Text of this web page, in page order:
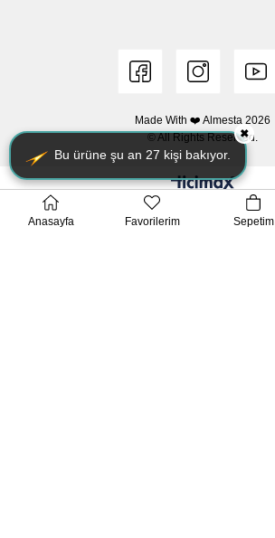
Made With ❤️ Almesta 2026
© All Rights Reserved.
Anasayfa Favorilerim Sepetim
✖
Bu ürüne şu an 27 kişi bakıyor.